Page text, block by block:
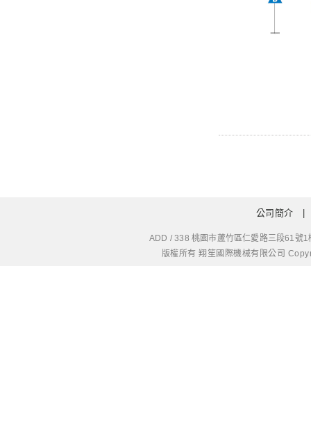
公司簡介
ADD / 338 桃園市蘆竹區仁愛路三
版權所有 翔笙國際機械有限公司